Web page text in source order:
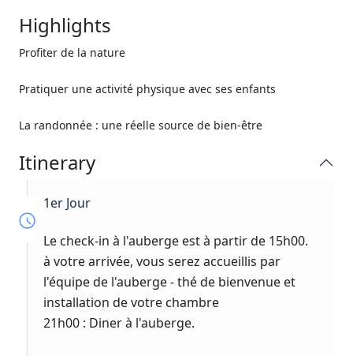
Highlights
Profiter de la nature
Pratiquer une activité physique avec ses enfants
La randonnée : une réelle source de bien-être
Itinerary
1er Jour
Le check-in à l'auberge est à partir de 15h00.
à votre arrivée, vous serez accueillis par
l'équipe de l'auberge - thé de bienvenue et
installation de votre chambre
21h00 : Diner à l'auberge.